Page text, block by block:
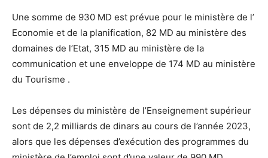
Une somme de 930 MD est prévue pour le ministère de l’
Economie et de la planification, 82 MD au ministère des
domaines de l’Etat, 315 MD au ministère de la
communication et une enveloppe de 174 MD au ministère
du Tourisme .
Les dépenses du ministère de l’Enseignement supérieur
sont de 2,2 milliards de dinars au cours de l’année 2023,
alors que les dépenses d’exécution des programmes du